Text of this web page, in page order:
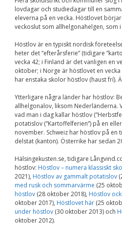
lovdagar och studiedagar till en
eleverna på en vecka. Höstlovet
veckoslut som allhelgonahelgen, som
Höstlov är en typiskt nordisk
heter det ”efterårsferie” (tidigare
vecka 42; i Finland är det vanligen en
oktober; i Norge är höstlovet en
har enstaka skolor höstlov (haust frí).
Ytterligare några länder har höstlov:
allhelgonalov, liksom Nederländerna.
vad man i dag kallar höstlov
potatislov (”Kartoffelferien”) på en
november. Schweiz har höstlov på en
delstat (kanton). Österrike har sedan
Hälsingekusten.se, tidigare
höstlov: Höstlov – numera klassiskt
2021), Höstlov av gammalt potatislov
med rusk och sommarvärme (25
höstlov (28 oktober 2018), Höstlov
oktober 2017), Höstlovet här (25
under höstlov (30 oktober 2013) och
oktober 2012).